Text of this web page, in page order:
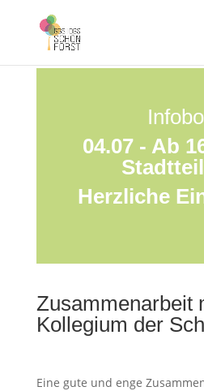
04.07 - Ab
Herzliche
Zusammenarbeit
Kollegium der
Eine gute und enge